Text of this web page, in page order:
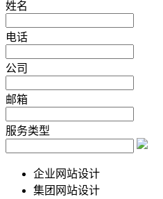
姓名
电话
公司
邮箱
服务类型
企业网站设计
集团网站设计